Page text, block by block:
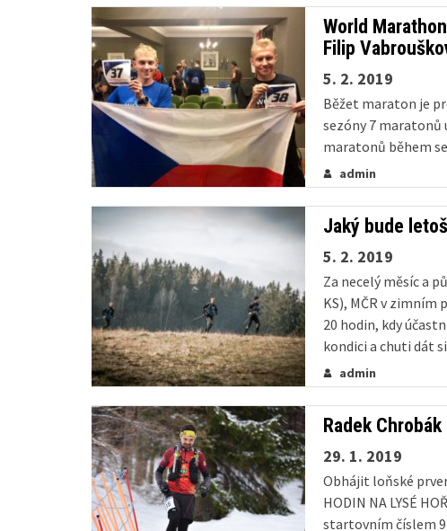
World
Filip
5. 2. 2019
Běžet maraton je
sezóny 7 maratonů
maratonů během
kontinentech?
závod World
admin
Jaký bude
5. 2. 2019
Za necelý měsíc a
KS), MČR v
20 hodin, kdy
kondici a chuti dát
admin
Radek
29. 1. 2019
Obhájit loňské
HODIN NA LYSÉ
startovním číslem